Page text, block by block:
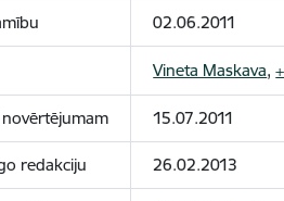
02.06.2011
Vineta Maskava,
15.07.2011
redakciju 26.02.2013